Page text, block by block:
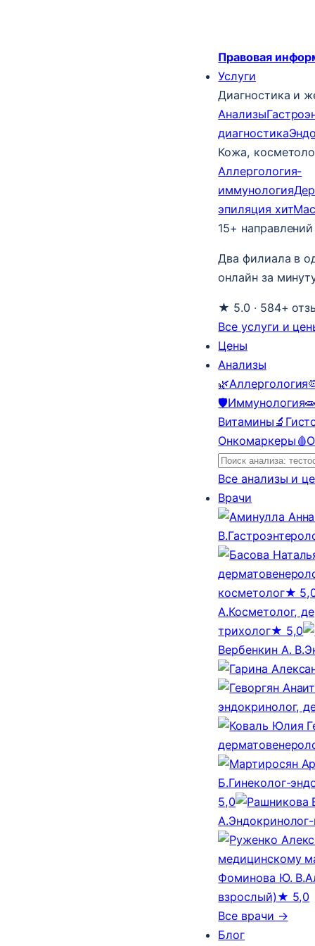
Правовая
Услуги
Диагностика и
Анализы
диагностика
Кожа,
Аллергология-
иммунология
эпиляция хит
15+
Два филиала в
онлайн за
★ 5.0 · 584+
Все услуги и
Цены
Анализы
🌿Аллергология
🛡️Иммунология
Витамины 🔬
Онкомаркеры 🩸
Все анализы и
Врачи
В.
косметолог★
А.Косметолог,
трихолог★ 5,0
Вербенкин А. В.
эндокринолог,
Б.Гинеколог-
5,0
А.
медицинскому
Фоминова Ю. В.
взрослый) ★ 5,0
Все врачи →
Блог